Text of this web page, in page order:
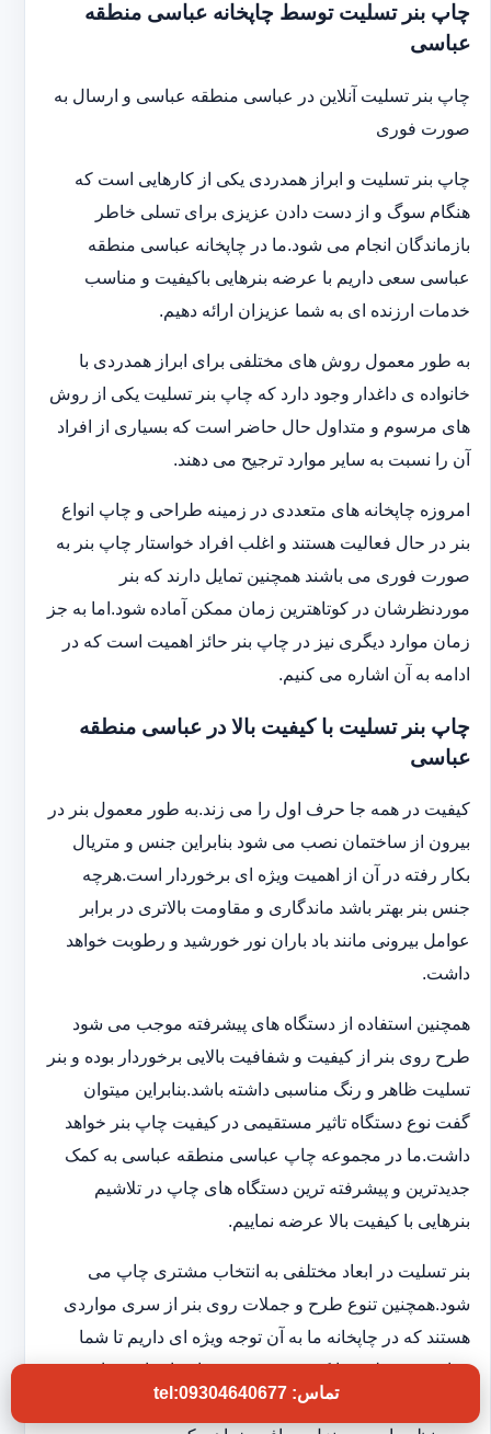
چاپ بنر تسلیت توسط چاپخانه عباسی منطقه
عباسی
چاپ بنر تسلیت آنلاین در عباسی منطقه عباسی و ارسال به
صورت فوری
چاپ بنر تسلیت و ابراز همدردی یکی از کارهایی است که
هنگام سوگ و از دست دادن عزیزی برای تسلی خاطر
بازماندگان انجام می شود.ما در چاپخانه عباسی منطقه
عباسی سعی داریم با عرضه بنرهایی باکیفیت و مناسب
خدمات ارزنده ای به شما عزیزان ارائه دهیم.
به طور معمول روش های مختلفی برای ابراز همدردی با
خانواده ی داغدار وجود دارد که چاپ بنر تسلیت یکی از روش
های مرسوم و متداول حال حاضر است که بسیاری از افراد
آن را نسبت به سایر موارد ترجیح می دهند.
امروزه چاپخانه های متعددی در زمینه طراحی و چاپ انواع
بنر در حال فعالیت هستند و اغلب افراد خواستار چاپ بنر به
صورت فوری می باشند همچنین تمایل دارند که بنر
موردنظرشان در کوتاهترین زمان ممکن آماده شود.اما به جز
زمان موارد دیگری نیز در چاپ بنر حائز اهمیت است که در
ادامه به آن اشاره می کنیم.
چاپ بنر تسلیت با کیفیت بالا در عباسی منطقه
عباسی
کیفیت در همه جا حرف اول را می زند.به طور معمول بنر در
بیرون از ساختمان نصب می شود بنابراین جنس و متریال
بکار رفته در آن از اهمیت ویژه ای برخوردار است.هرچه
جنس بنر بهتر باشد ماندگاری و مقاومت بالاتری در برابر
عوامل بیرونی مانند باد باران نور خورشید و رطوبت خواهد
داشت.
همچنین استفاده از دستگاه های پیشرفته موجب می شود
طرح روی بنر از کیفیت و شفافیت بالایی برخوردار بوده و بنر
تسلیت ظاهر و رنگ مناسبی داشته باشد.بنابراین میتوان
گفت نوع دستگاه تاثیر مستقیمی در کیفیت چاپ بنر خواهد
داشت.ما در مجموعه چاپ عباسی منطقه عباسی به کمک
جدیدترین و پیشرفته ترین دستگاه های چاپ در تلاشیم
بنرهایی با کیفیت بالا عرضه نماییم.
بنر تسلیت در ابعاد مختلفی به انتخاب مشتری چاپ می
شود.همچنین تنوع طرح و جملات روی بنر از سری مواردی
هستند که در چاپخانه ما به آن توجه ویژه ای داریم تا شما
بتوانید بنر تسلیتی با کیفیت و فوری در اختیار داشته باشید.به
این ترتیب بدون اتلاف وقت و در کوتاهترین زمان بنر
تماس: tel:09304640677